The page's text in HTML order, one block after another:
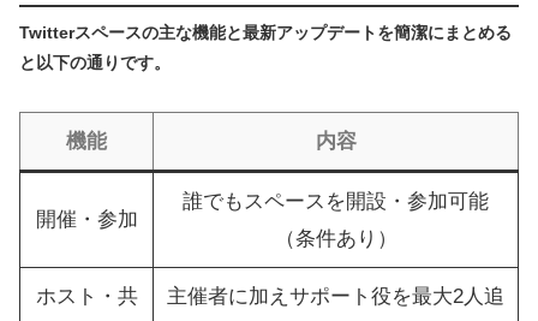
Twitterスペースの主な機能と最新アップデートを簡潔にまとめる
と以下の通りです。
機能 内容
開催・参加
誰でもスペースを開設・参加可能
（条件あり）
ホスト・共
主催者に加えサポート役を最大2人追